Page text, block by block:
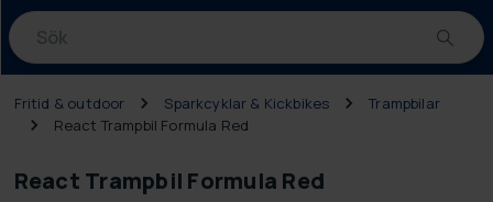
Produkter
Fritid & outdoor Sparkcyklar & Kickbikes
Trampbilar
React Trampbil Formula Red
React Trampbil Formula Red